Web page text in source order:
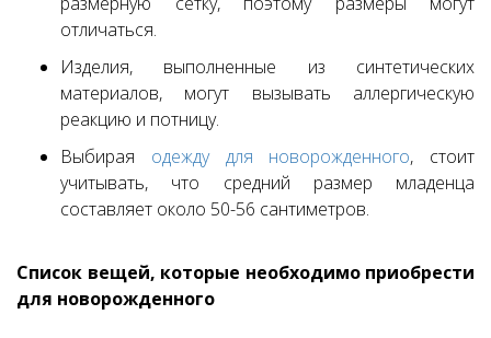
отличаться.
Изделия, выполненные из синтетических
материалов, могут вызывать аллергическую
реакцию и потницу.
Выбирая одежду для новорожденного, стоит
учитывать, что средний размер младенца
составляет около 50-56 сантиметров.
Список вещей, которые необходимо приобрести
для новорожденного